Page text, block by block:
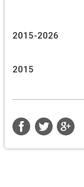
2015-2026
2015